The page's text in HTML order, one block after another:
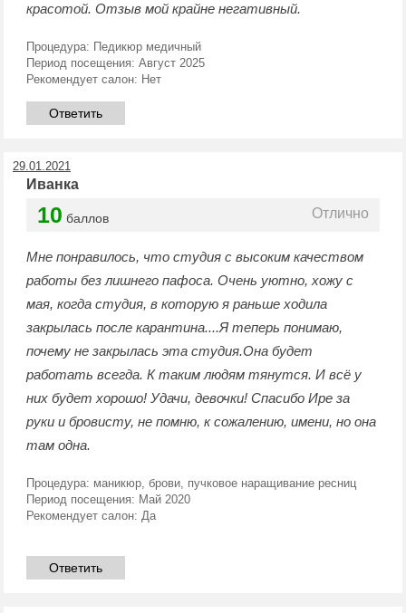
красотой. Отзыв мой крайне негативный.
Процедура: Педикюр медичный
Период посещения: Август 2025
Рекомендует салон: Нет
Ответить
29.01.2021
Иванка
10 баллов Отлично
Мне понравилось, что студия с высоким качеством
работы без лишнего пафоса. Очень уютно, хожу с
мая, когда студия, в которую я раньше ходила
закрылась после карантина....Я теперь понимаю,
почему не закрылась эта студия.Она будет
работать всегда. К таким людям тянутся. И всё у
них будет хорошо! Удачи, девочки! Спасибо Ире за
руки и бровисту, не помню, к сожалению, имени, но она
там одна.
Процедура: маникюр, брови, пучковое наращивание ресниц
Период посещения: Май 2020
Рекомендует салон: Да
Ответить